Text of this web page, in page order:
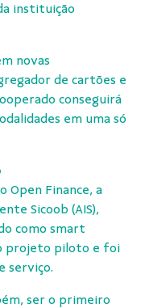
instituição
novas
de cartões e
conseguirá
em uma só
Open Finance, a
Sicoob (AIS),
como smart
projeto piloto e foi
serviço.
ser o primeiro